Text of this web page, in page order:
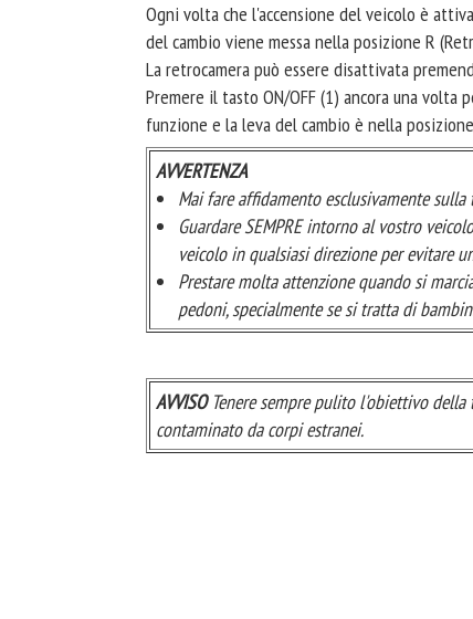
Ogni volta che l'accensione del veicolo è
del cambio viene messa nella posizione R
La retrocamera può essere disattivata
Premere il tasto ON/OFF (1) ancora una
funzione e la leva del cambio è nella
AVVERTENZA
Mai fare affidamento esclusivamente
Guardare SEMPRE intorno al vostro
veicolo in qualsiasi direzione per evitare
Prestare molta attenzione quando si
pedoni, specialmente se si tratta di
AVVISOTenere sempre pulito l'obiettivo della
contaminato da corpi estranei.